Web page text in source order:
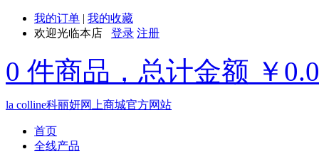
我的订单 | 我的收藏
欢迎光临本店 登录 注册
0 件商品，总计金额 ￥
la colline科丽妍网上商城官方网站
首页
全线产品